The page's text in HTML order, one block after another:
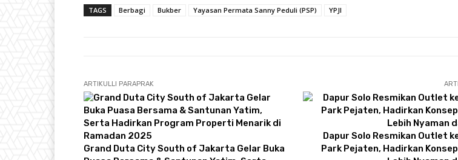
TAGS Berbagi Bukber Yayasan Permata Sanny Peduli (PSP) YPJI
ARTIKULLI PARAPRAK
Grand Duta City South of Jakarta Gelar Buka
Dapur Solo Resmikan Outlet
Park Pejaten, Hadirkan